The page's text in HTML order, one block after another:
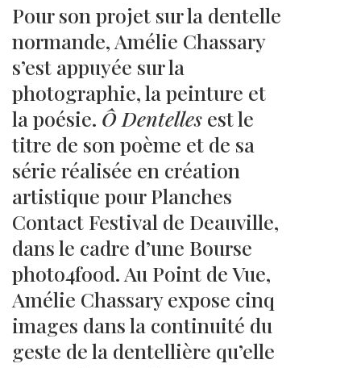
Pour son projet sur la dentelle
normande, Amélie Chassary
s’est appuyée sur la
photographie, la peinture et
la poésie. Ô Dentelles est le
titre de son poème et de sa
série réalisée en création
artistique pour Planches
Contact Festival de Deauville,
dans le cadre d’une Bourse
photo4food. Au Point de Vue,
Amélie Chassary expose cinq
images dans la continuité du
geste de la dentellière qu’elle